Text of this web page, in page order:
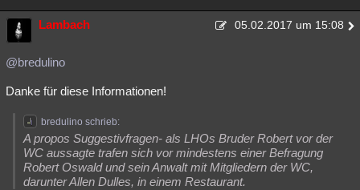
Lambach 05.02.2017 um 15:08
@bredulino
Danke für diese Informationen!
bredulino schrieb:
A propos Suggestivfragen- als LHOs Bruder Robert vor der
WC aussagte trafen sich vor mindestens einer Befragung
Robert Oswald und sein Anwalt mit Mitgliedern der WC,
darunter Allen Dulles, in einem Restaurant.